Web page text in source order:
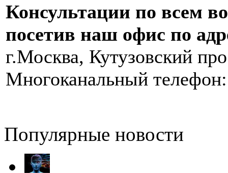
Консультации по всем
посетив наш офис по
г.Москва, Кутузовский
Многоканальный
Популярные новости